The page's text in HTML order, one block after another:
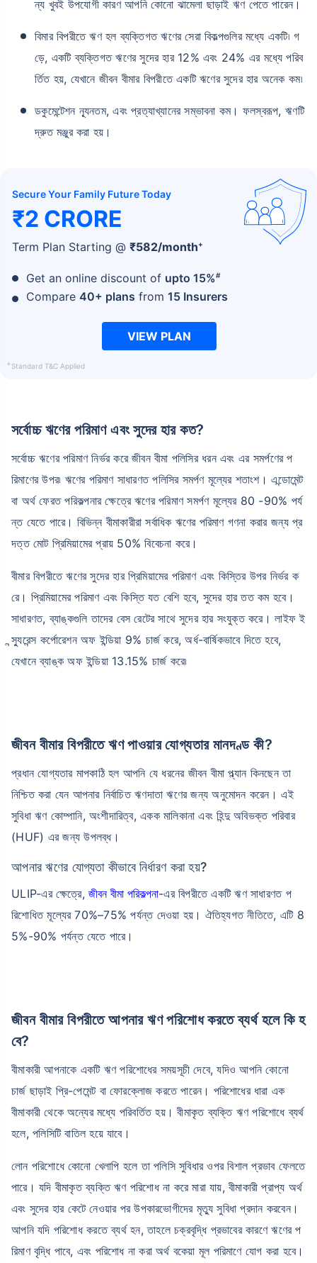
ন্য খুবই উপযোগী কারণ আপনি কোনো ঝামেলা ছাড়াই ঋণ পেতে পারেন।
বিমার বিপরীতে ঋণ হল ব্যক্তিগত ঋণের সেরা বিকল্পগুলির মধ্যে একটি৷ গ
ড়ে, একটি ব্যক্তিগত ঋণের সুদের হার 12% এবং 24% এর মধ্যে পরিব
র্তিত হয়, যেখানে জীবন বীমার বিপরীতে একটি ঋণের সুদের হার অনেক কম৷
ডকুমেন্টেশন ন্যূনতম, এবং প্রত্যাখ্যানের সম্ভাবনা কম। ফলস্বরূপ, ঋণটি
দ্রুত মঞ্জুর করা হয়।
Secure Your Family Future Today
₹2 CRORE
Term Plan Starting @ ₹582/month+
Get an online discount of upto 15%#
Compare 40+ plans from 15 Insurers
VIEW PLAN
+Standard T&C Applied
সর্বোচ্চ ঋণের পরিমাণ এবং সুদের হার কত?
সর্বোচ্চ ঋণের পরিমাণ নির্ভর করে জীবন বীমা পলিসির ধরন এবং এর সমর্পণের প
রিমাণের উপর৷ ঋণের পরিমাণ সাধারণত পলিসির সমর্পণ মূল্যের শতাংশ। এন্ডোমেন্ট
বা অর্থ ফেরত পরিকল্পনার ক্ষেত্রে ঋণের পরিমাণ সমর্পণ মূল্যের 80 -90% পর্য
ন্ত যেতে পারে। বিভিন্ন বীমাকারীরা সর্বাধিক ঋণের পরিমাণ গণনা করার জন্য প্র
দত্ত মোট প্রিমিয়ামের প্রায় 50% বিবেচনা করে।
বীমার বিপরীতে ঋণের সুদের হার প্রিমিয়ামের পরিমাণ এবং কিস্তির উপর নির্ভর ক
রে। প্রিমিয়ামের পরিমাণ এবং কিস্তি যত বেশি হবে, সুদের হার তত কম হবে।
সাধারণত, ব্যাঙ্কগুলি তাদের বেস রেটের সাথে সুদের হার সংযুক্ত করে। লাইফ ই
ন্স্যুরেন্স কর্পোরেশন অফ ইন্ডিয়া 9% চার্জ করে, অর্ধ-বার্ষিকভাবে দিতে হবে,
যেখানে ব্যাঙ্ক অফ ইন্ডিয়া 13.15% চার্জ করে৷
জীবন বীমার বিপরীতে ঋণ পাওয়ার যোগ্যতার মানদণ্ড কী?
প্রধান যোগ্যতার মাপকাঠি হল আপনি যে ধরনের জীবন বীমা প্ল্যান কিনছেন তা
নিশ্চিত করা যেন আপনার নির্বাচিত ঋণদাতা ঋণের জন্য অনুমোদন করেন। এই
সুবিধা ঋণ কোম্পানি, অংশীদারিত্ব, একক মালিকানা এবং হিন্দু অবিভক্ত পরিবার
(HUF) এর জন্য উপলব্ধ।
আপনার ঋণের যোগ্যতা কীভাবে নির্ধারণ করা হয়?
ULIP-এর ক্ষেত্রে,জীবন বীমা পরিকল্পনা-এর বিপরীতে একটি ঋণ সাধারণত প
রিশোধিত মূল্যের 70%–75% পর্যন্ত দেওয়া হয়। ঐতিহ্যগত নীতিতে, এটি 8
5%-90% পর্যন্ত যেতে পারে।
জীবন বীমার বিপরীতে আপনার ঋণ পরিশোধ করতে ব্যর্থ হলে কি হ
বে?
বীমাকারী আপনাকে একটি ঋণ পরিশোধের সময়সূচী দেবে, যদিও আপনি কোনো
চার্জ ছাড়াই প্রি-পেমেন্ট বা ফোরক্লোজ করতে পারেন। পরিশোধের ধারা এক
বীমাকারী থেকে অন্যের মধ্যে পরিবর্তিত হয়। বীমাকৃত ব্যক্তি ঋণ পরিশোধে ব্যর্থ
হলে, পলিসিটি বাতিল হয়ে যাবে।
লোন পরিশোধে কোনো খেলাপি হলে তা পলিসি সুবিধার ওপর বিশাল প্রভাব ফেলতে
পারে। যদি বীমাকৃত ব্যক্তি ঋণ পরিশোধ না করে মারা যায়, বীমাকারী প্রাপ্য অর্থ
এবং সুদের হার কেটে নেওয়ার পর উপকারভোগীদের মৃত্যু সুবিধা প্রদান করবেন।
আপনি যদি পরিশোধ করতে ব্যর্থ হন, তাহলে চক্রবৃদ্ধি প্রভাবের কারণে ঋণের প
রিমাণ বৃদ্ধি পাবে, এবং পরিশোধ না করা অর্থ বকেয়া মূল পরিমাণে যোগ করা হবে।
প্রিমিয়ামকে প্রভাবিত করে
২৪ বছর
₹ ৪৩৪/মাস *
৩৪ বছর
₹ ৬৩০/মাস*
৪৪ বছর